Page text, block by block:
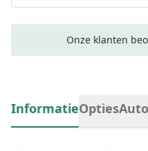
Onze klanten
InformatieOpties